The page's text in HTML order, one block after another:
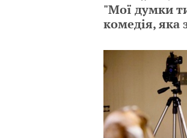
"Мої думки
комедія,